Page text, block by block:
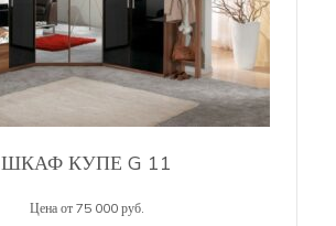
ШКАФ КУПЕ G 11
Цена от 75 000 руб.